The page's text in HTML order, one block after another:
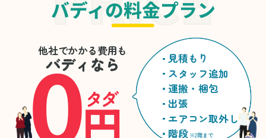
バディの料金プラン
他社でかかる費用も
バディなら
0円
タダ
見積もり
スタッフ追加
運搬・梱包
出張
エアコン取外し
階段 ※2階まで